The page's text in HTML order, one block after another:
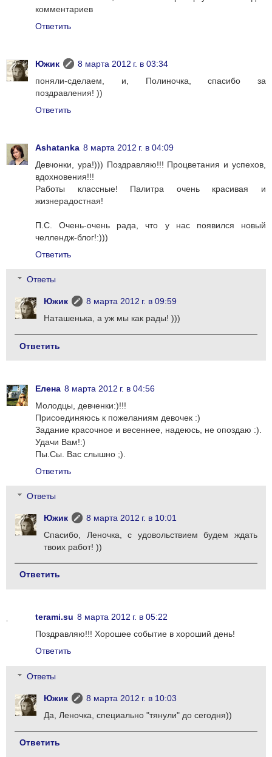
комментариев
Ответить
Южик
8 марта 2012 г. в 03:34
поняли-сделаем, и, Полиночка, спасибо за
поздравления! ))
Ответить
Ashatanka 8 марта 2012 г. в 04:09
Девчонки, ура!))) Поздравляю!!! Процветания и успехов,
вдохновения!!!
Работы классные! Палитра очень красивая и
жизнерадостная!
П.С. Очень-очень рада, что у нас появился новый
челлендж-блог!:)))
Ответить
Ответы
Южик
8 марта 2012 г. в 09:59
Наташенька, а уж мы как рады! )))
Ответить
Елена 8 марта 2012 г. в 04:56
Молодцы, девченки:)!!!
Присоединяюсь к пожеланиям девочек :)
Задание красочное и весеннее, надеюсь, не опоздаю :).
Удачи Вам!:)
Пы.Сы. Вас слышно ;).
Ответить
Ответы
Южик
8 марта 2012 г. в 10:01
Спасибо, Леночка, с удовольствием будем ждать
твоих работ! ))
Ответить
terami.su 8 марта 2012 г. в 05:22
Поздравляю!!! Хорошее событие в хороший день!
Ответить
Ответы
Южик
8 марта 2012 г. в 10:03
Да, Леночка, специально "тянули" до сегодня))
Ответить